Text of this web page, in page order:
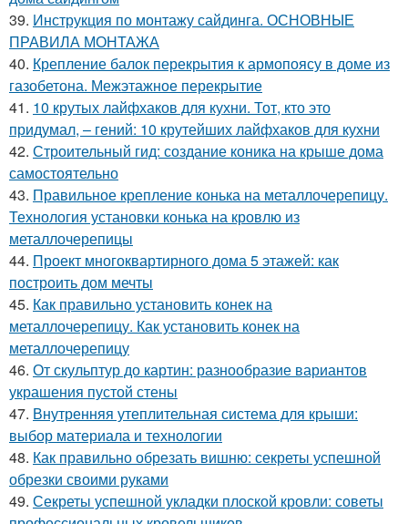
39. Инструкция по монтажу сайдинга. ОСНОВНЫЕ
ПРАВИЛА МОНТАЖА
40. Крепление балок перекрытия к армопоясу в доме из
газобетона. Межэтажное перекрытие
41. 10 крутых лайфхаков для кухни. Тот, кто это
придумал, – гений: 10 крутейших лайфхаков для кухни
42. Строительный гид: создание коника на крыше дома
самостоятельно
43. Правильное крепление конька на металлочерепицу.
Технология установки конька на кровлю из
металлочерепицы
44. Проект многоквартирного дома 5 этажей: как
построить дом мечты
45. Как правильно установить конек на
металлочерепицу. Как установить конек на
металлочерепицу
46. От скульптур до картин: разнообразие вариантов
украшения пустой стены
47. Внутренняя утеплительная система для крыши:
выбор материала и технологии
48. Как правильно обрезать вишню: секреты успешной
обрезки своими руками
49. Секреты успешной укладки плоской кровли: советы